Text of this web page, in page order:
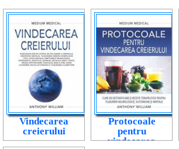
Vindecarea
creierului
Protocoale
pentru
vindecarea